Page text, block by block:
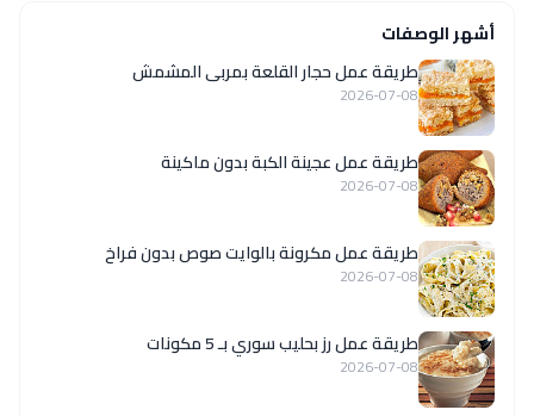
أشهر الوصفات
طريقة عمل حجار القلعة بمربى المشمش
2026-07-08
طريقة عمل عجينة الكبة بدون ماكينة
2026-07-08
طريقة عمل مكرونة بالوايت صوص بدون فراخ
2026-07-08
طريقة عمل رز بحليب سوري بـ 5 مكونات
2026-07-08